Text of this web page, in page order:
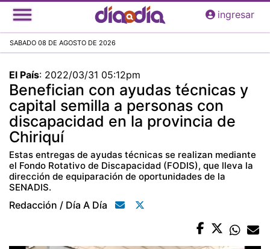
Pasar
al
principal
ingresar
SABADO 08 DE AGOSTO DE 2026
El País: 2022/03/31 05:12pm
Benefician con ayudas técnicas y
capital semilla a personas con
discapacidad en la provincia de
Chiriquí
Estas entregas de ayudas técnicas se realizan mediante
el Fondo Rotativo de Discapacidad (FODIS), que lleva la
dirección de equiparación de oportunidades de la
SENADIS.
Redacción / Día A Día